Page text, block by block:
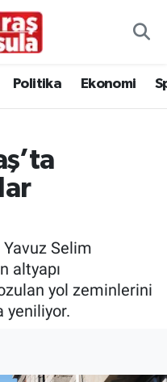
Politika Ekonomi
Yavuz Selim
altyapı
yol zeminlerini
yeniliyor.
Fikstür